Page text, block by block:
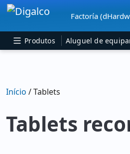
NavegaçãoFactoría
Produtos Aluguel de
Início / Tablets
Tablets